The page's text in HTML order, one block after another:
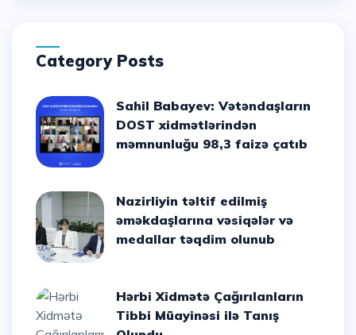
Category Posts
Sahil Babayev: Vətəndaşların
DOST xidmətlərindən
məmnunluğu 98,3 faizə çatıb
Nazirliyin təltif edilmiş
əməkdaşlarına vəsiqələr və
medallar təqdim olunub
Hərbi Xidmətə Çağırılanların
Tibbi Müayinəsi ilə Tanış